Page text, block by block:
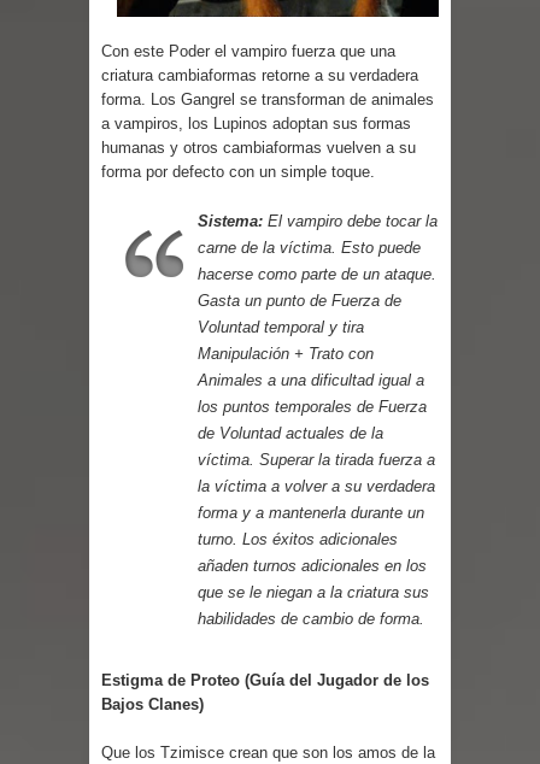
Parte 07: Asuntos que Resolver
Con este Poder el vampiro fuerza que una
criatura cambiaformas retorne a su verdadera
forma. Los Gangrel se transforman de animales
a vampiros, los Lupinos adoptan sus formas
humanas y otros cambiaformas vuelven a su
forma por defecto con un simple toque.
Sistema: El vampiro debe tocar la
carne de la víctima. Esto puede
hacerse como parte de un ataque.
Gasta un punto de Fuerza de
Voluntad temporal y tira
Manipulación + Trato con
Animales a una dificultad igual a
los puntos temporales de Fuerza
de Voluntad actuales de la
víctima. Superar la tirada fuerza a
la víctima a volver a su verdadera
forma y a mantenerla durante un
turno. Los éxitos adicionales
añaden turnos adicionales en los
que se le niegan a la criatura sus
habilidades de cambio de forma.
Estigma de Proteo (Guía del Jugador de los
Bajos Clanes)
Que los Tzimisce crean que son los amos de la